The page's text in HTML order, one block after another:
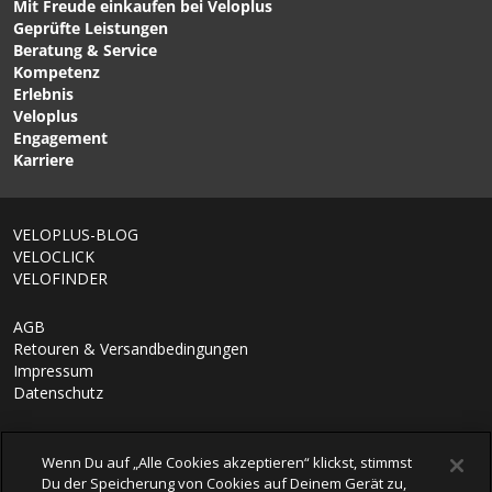
CHF 199.00
SEAT-PACK M
Satteltasche Black Matt
von ORTLIEB
CHF 219.00
Mit Freude einkaufen bei Veloplus
Geprüfte Leistungen
Beratung & Service
Kompetenz
Erlebnis
Veloplus
Engagement
Karriere
VELOPLUS-BLOG
VELOCLICK
VELOFINDER
AGB
Retouren & Versandbedingungen
Impressum
Datenschutz
Wenn Du auf „Alle Cookies akzeptieren“ klickst, stimmst
Du der Speicherung von Cookies auf Deinem Gerät zu,